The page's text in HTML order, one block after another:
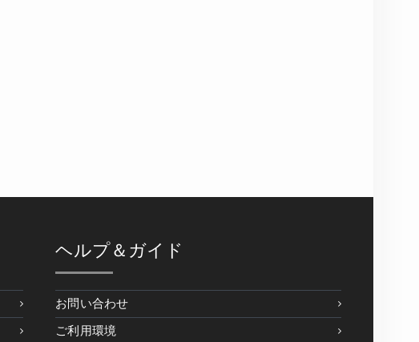
ヘルプ＆ガイド
お問い合わせ
ご利用環境